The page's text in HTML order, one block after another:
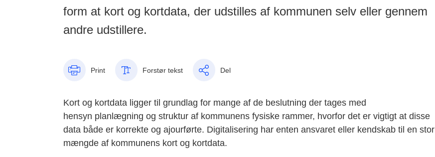
form at kort og kortdata, der udstilles af kommunen selv eller gennem
andre udstillere.
Print Forstør tekst Del
Kort og kortdata ligger til grundlag for mange af de beslutning der tages med
hensyn planlægning og struktur af kommunens fysiske rammer, hvorfor det er vigtigt at disse
data både er korrekte og ajourførte. Digitalisering har enten ansvaret eller kendskab til en stor
mængde af kommunens kort og kortdata.